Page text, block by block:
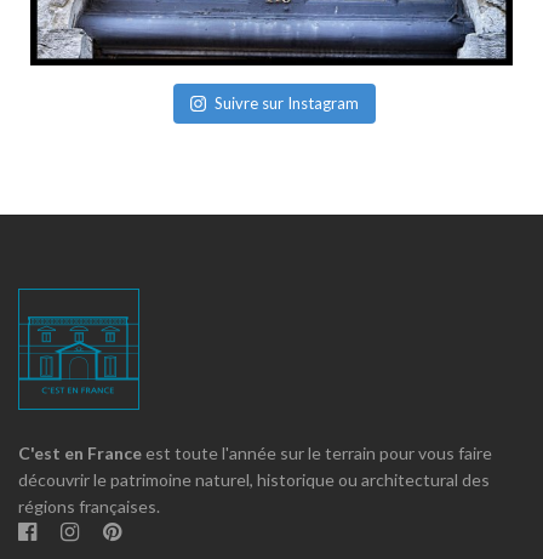
Suivre sur Instagram
C'est en France est toute l'année sur le terrain pour vous faire
découvrir le patrimoine naturel, historique ou architectural des
régions françaises.